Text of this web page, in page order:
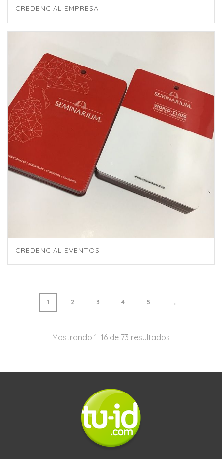
CREDENCIAL EMPRESA
CREDENCIAL EVENTOS
1 2 3 4 5 →
Mostrando 1–16 de 73 resultados